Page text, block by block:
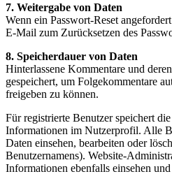
7. Weitergabe von Daten
Wenn ein Passwort-Reset
E-Mail zum Zurücksetzen des
8. Speicherdauer von Daten
Hinterlassene Kommentare und
gespeichert, um Folgekommentare
freigeben zu können.
Für registrierte Benutzer speichert
Informationen im Nutzerprofil. Alle
Daten einsehen, bearbeiten oder
Benutzernamens). Website-
Informationen ebenfalls einsehen